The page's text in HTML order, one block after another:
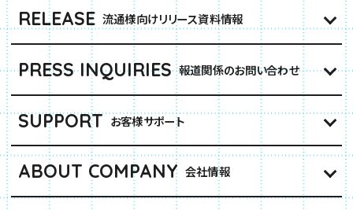
RELEASE 流通様向けリリース資料情報
PRESS INQUIRIES 報道関係のお問い合わせ
SUPPORT お客様サポート
ABOUT COMPANY 会社情報